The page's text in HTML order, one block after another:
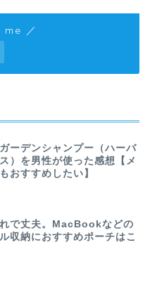
me ／
ーデンシャンプー（ハーバ
）を男性が使った感想【メ
おすすめしたい】
で丈夫。MacBookなどの
収納におすすめポーチはこ